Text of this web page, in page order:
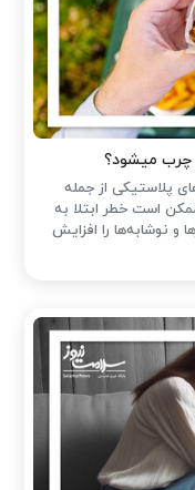
چرب میشود؟
پلاستیکی از جمله
است خطر ابتلا به
و نوشابه‌ها را افزایش